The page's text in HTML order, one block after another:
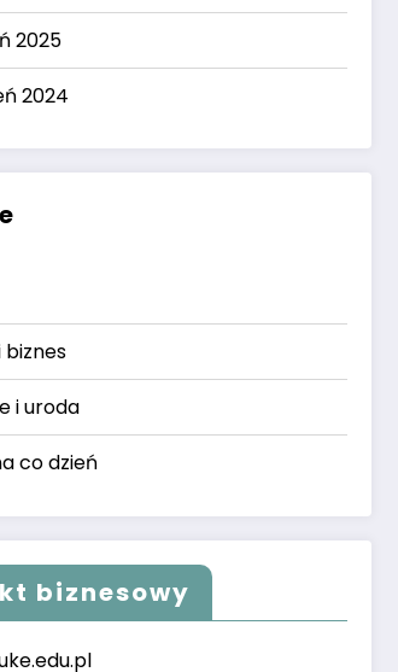
2025
2024
biznes
i uroda
co dzień
biznesowy